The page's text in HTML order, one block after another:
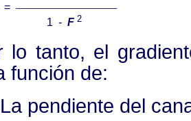
- F 2
lo tanto, el
función de:
La pendiente del